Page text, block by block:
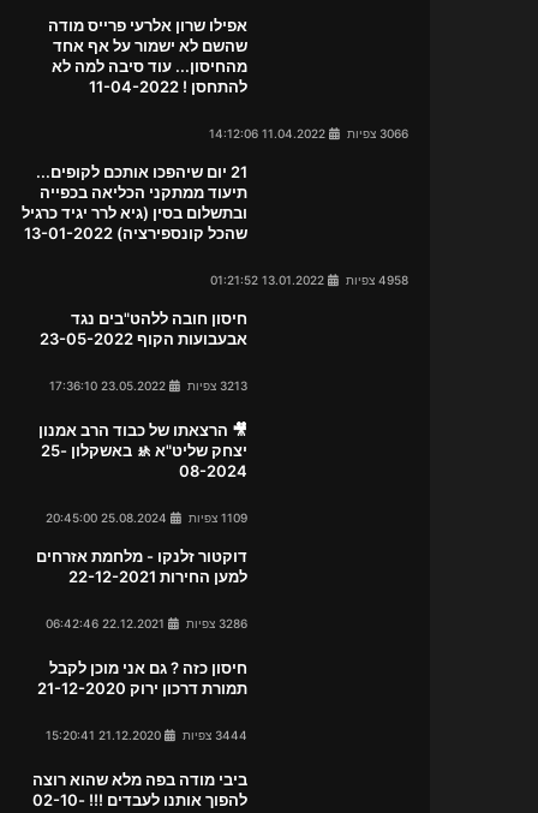
אפילו שרון אלרעי פרייס מודה
שהשם לא ישמור על אף אחד
מהחיסון... עוד סיבה למה לא
להתחסן ! 11-04-2022
3066 צפיות
21 יום שיהפכו אותכם לקופים...
תיעוד ממתקני הכליאה בכפייה
ובתשלום בסין (גיא לרר יגיד כרגיל
שהכל קונספירציה) 13-01-2022
4958 צפיות
חיסון חובה ללהט"בים נגד
אבעבועות הקוף 23-05-2022
3213 צפיות
🎥 הרצאתו של כבוד הרב אמנון
יצחק שליט"א 🚸 באשקלון 25-
08-2024
1109 צפיות
דוקטור זלנקו - מלחמת אזרחים
למען החירות 22-12-2021
3286 צפיות
חיסון כזה ? גם אני מוכן לקבל
תמורת דרכון ירוק 21-12-2020
3444 צפיות
ביבי מודה בפה מלא שהוא רוצה
להפוך אותנו לעבדים !!! 02-10-